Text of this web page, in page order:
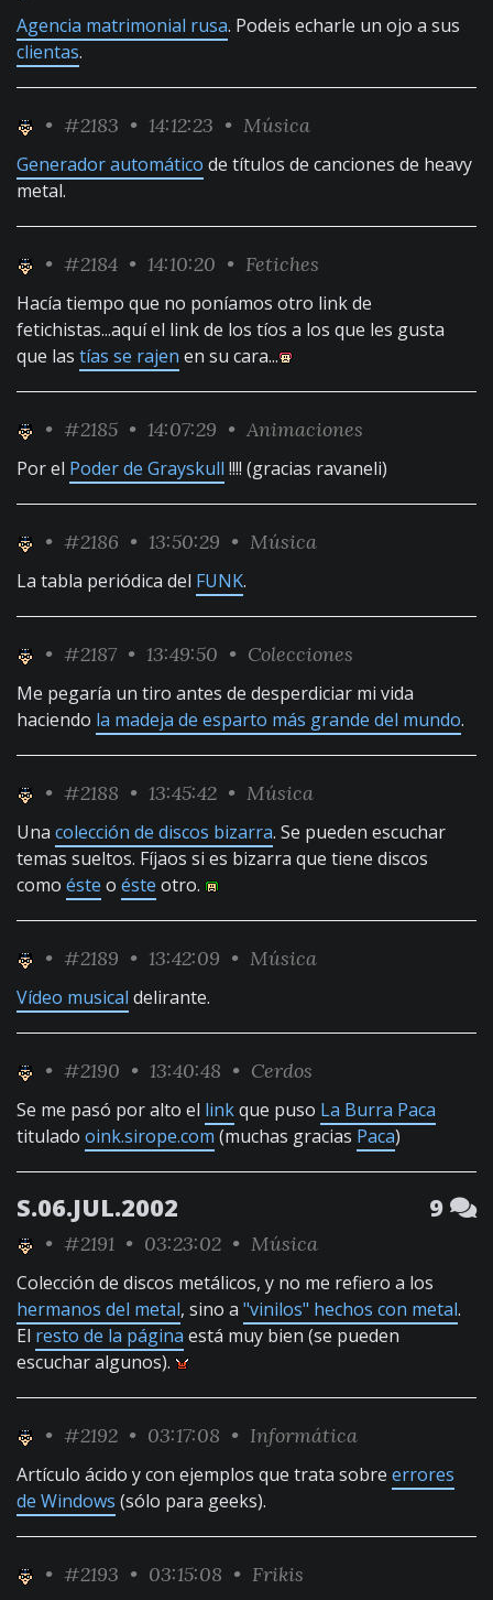
Agencia matrimonial rusa. Podeis echarle un ojo a sus
clientas.
• #2183 • 14:12:23 • Música
Generador automático de títulos de canciones de heavy
metal.
• #2184 • 14:10:20 • Fetiches
Hacía tiempo que no poníamos otro link de
fetichistas...aquí el link de los tíos a los que les gusta
que las tías se rajen en su cara...
• #2185 • 14:07:29 • Animaciones
Por el Poder de Grayskull !!!! (gracias ravaneli)
• #2186 • 13:50:29 • Música
La tabla periódica del FUNK.
• #2187 • 13:49:50 • Colecciones
Me pegaría un tiro antes de desperdiciar mi vida
haciendo la madeja de esparto más grande del mundo.
• #2188 • 13:45:42 • Música
Una colección de discos bizarra. Se pueden escuchar
temas sueltos. Fíjaos si es bizarra que tiene discos
como éste o éste otro.
• #2189 • 13:42:09 • Música
Vídeo musical delirante.
• #2190 • 13:40:48 • Cerdos
Se me pasó por alto el linkque puso La Burra Paca
titulado oink.sirope.com (muchas gracias Paca)
S.06.JUL.2002 9
• #2191 • 03:23:02 • Música
Colección de discos metálicos, y no me refiero a los
hermanos del metal, sino a "vinilos" hechos con metal.
El resto de la página está muy bien (se pueden
escuchar algunos).
• #2192 • 03:17:08 • Informática
Artículo ácido y con ejemplos que trata sobre errores
de Windows (sólo para geeks).
• #2193 • 03:15:08 • Frikis